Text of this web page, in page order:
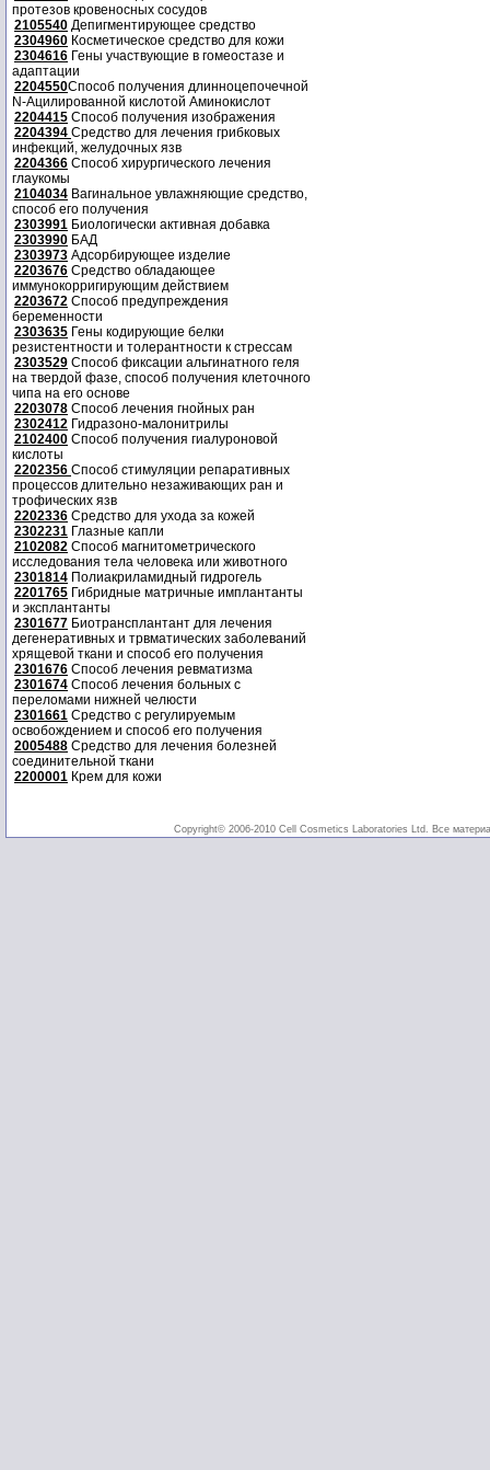
протезов кровеносных сосудов
2105540 Депигментирующее средство
2304960 Косметическое средство для кожи
2304616 Гены участвующие в гомеостазе и
адаптации
2204550Способ получения длинноцепочечной
N-Ацилированной кислотой Аминокислот
2204415 Способ получения изображения
2204394 Средство для лечения грибковых
инфекций, желудочных язв
2204366 Способ хирургического лечения
глаукомы
2104034 Вагинальное увлажняющие средство,
способ его получения
2303991 Биологически активная добавка
2303990 БАД
2303973 Адсорбирующее изделие
2203676 Средство обладающее
иммунокорригирующим действием
2203672 Способ предупреждения
беременности
2303635 Гены кодирующие белки
резистентности и толерантности к стрессам
2303529 Способ фиксации альгинатного геля
на твердой фазе, способ получения клеточного
чипа на его основе
2203078 Способ лечения гнойных ран
2302412 Гидразоно-малонитрилы
2102400 Способ получения гиалуроновой
кислоты
2202356 Способ стимуляции репаративных
процессов длительно незаживающих ран и
трофических язв
2202336 Средство для ухода за кожей
2302231 Глазные капли
2102082 Способ магнитометрического
исследования тела человека или животного
2301814 Полиакриламидный гидрогель
2201765 Гибридные матричные имплантанты
и эксплантанты
2301677 Биотрансплантант для лечения
дегенеративных и трвматических заболеваний
хрящевой ткани и способ его получения
2301676 Способ лечения ревматизма
2301674 Способ лечения больных с
переломами нижней челюсти
2301661 Средство с регулируемым
освобождением и способ его получения
2005488 Средство для лечения болезней
соединительной ткани
2200001 Крем для кожи
Copyright© 2006-2010 Cell Cosmetics Laboratories Ltd. Все